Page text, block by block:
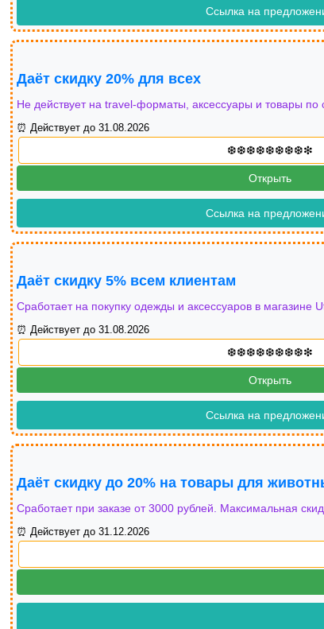
Ссылка на
Даёт скидку 20% для всех
Не действует на travel-форматы, аксессуары и товары по
⏰ Действует до 31.08.2026
Открыть
Ссылка на
Даёт скидку 5% всем клиентам
Сработает на покупку одежды и аксессуаров в магазине
⏰ Действует до 31.08.2026
Открыть
Ссылка на
Даёт скидку до 20% на товары для
Сработает при заказе от 3000 рублей. Максимальная
⏰ Действует до 31.12.2026